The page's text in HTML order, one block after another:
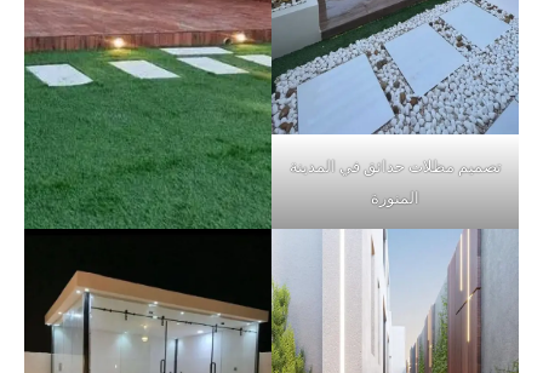
تصميم مظلات حدائق في المدينة
المنورة